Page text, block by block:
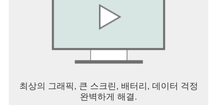
최상의 그래픽, 큰 스크린, 배터리, 데이터 걱정
완벽하게 해결.